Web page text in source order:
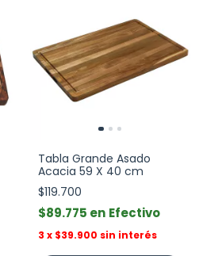
Tabla Grande Asado
Acacia 59 X 40 cm
$119.700
$89.775 Efectivo
3 x $39.900 sin interés